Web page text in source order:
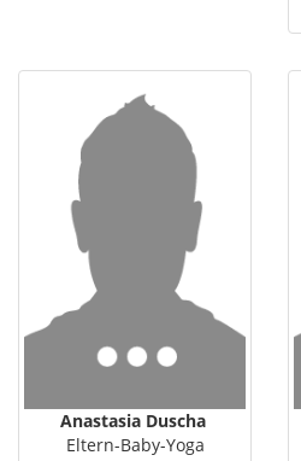
Anastasia Duscha
Eltern-Baby-Yoga